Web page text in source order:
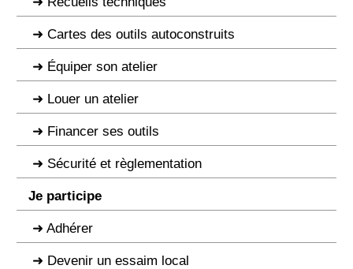
Cartes des outils autoconstruits
Équiper son atelier
Louer un atelier
Financer ses outils
Sécurité et règlementation
Je participe
Adhérer
Devenir un essaim local